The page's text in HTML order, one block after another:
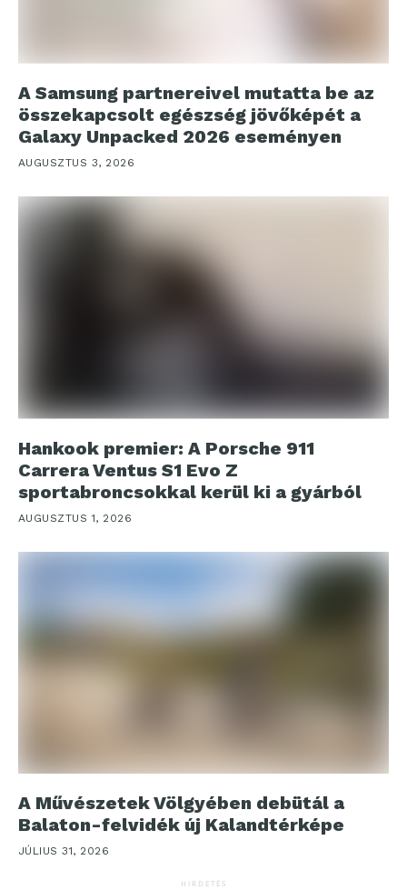
A Samsung partnereivel mutatta be az
összekapcsolt egészség jövőképét a
Galaxy Unpacked 2026 eseményen
AUGUSZTUS 3, 2026
Hankook premier: A Porsche 911
Carrera Ventus S1 Evo Z
sportabroncsokkal kerül ki a gyárból
AUGUSZTUS 1, 2026
A Művészetek Völgyében debütál a
Balaton-felvidék új Kalandtérképe
JÚLIUS 31, 2026
HIRDETÉS